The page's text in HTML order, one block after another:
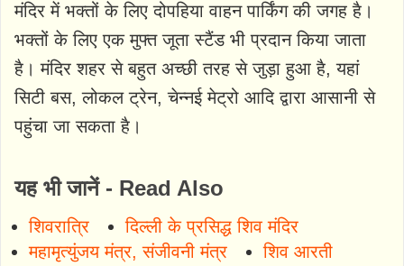
मंदिर में भक्तों के लिए दोपहिया वाहन पार्किंग की जगह है।
भक्तों के लिए एक मुफ्त जूता स्टैंड भी प्रदान किया जाता
है। मंदिर शहर से बहुत अच्छी तरह से जुड़ा हुआ है, यहां
सिटी बस, लोकल ट्रेन, चेन्नई मेट्रो आदि द्वारा आसानी से
पहुंचा जा सकता है।
यह भी जानें - Read Also
शिवरात्रि
दिल्ली के प्रसिद्ध शिव मंदिर
महामृत्युंजय मंत्र, संजीवनी मंत्र
शिव आरती